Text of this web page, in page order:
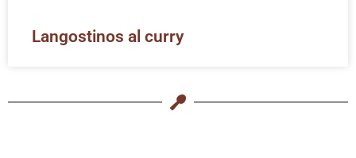
Langostinos al curry